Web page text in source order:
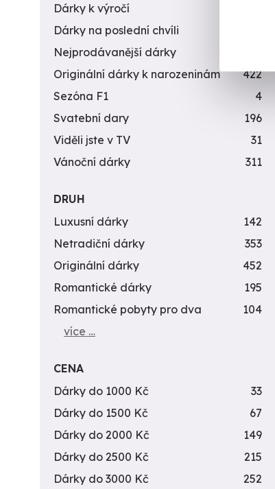
Dárky k výročí
Dárky na poslední chvíli
Nejprodávanější dárky
Originální dárky k narozeninám
422
Sezóna F1
4
Svatební dary
196
Viděli jste v TV
31
Vánoční dárky
311
DRUH
Luxusní dárky
142
Netradiční dárky
353
Originální dárky
452
Romantické dárky
195
Romantické pobyty pro dva
104
více …
CENA
Dárky do 1000 Kč
33
Dárky do 1500 Kč
67
Dárky do 2000 Kč
149
Dárky do 2500 Kč
215
Dárky do 3000 Kč
252